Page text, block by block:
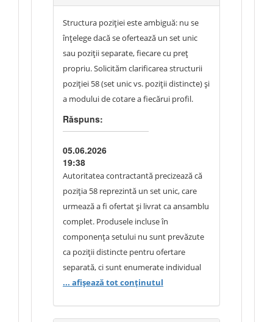
Structura poziției este ambiguă: nu se
înțelege dacă se ofertează un set unic
sau poziții separate, fiecare cu preț
propriu. Solicităm clarificarea structurii
poziției 58 (set unic vs. poziții distincte) și
a modului de cotare a fiecărui profil.
Răspuns:
05.06.2026
19:38
Autoritatea contractantă precizează că
poziția 58 reprezintă un set unic, care
urmează a fi ofertat și livrat ca ansamblu
complet. Produsele incluse în
componența setului nu sunt prevăzute
ca poziții distincte pentru ofertare
separată, ci sunt enumerate individual
exclusiv în scopul descrierii complete a
... afișează tot conținutul